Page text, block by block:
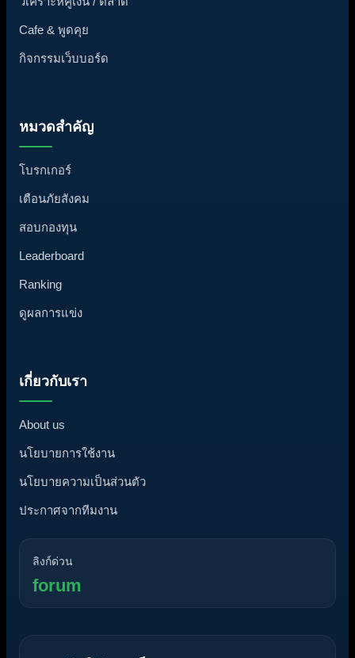
Cafe & พูดคุย
กิจกรรมเว็บบอร์ด
หมวดสำคัญ
โบรกเกอร์
เตือนภัยสังคม
สอบกองทุน
Leaderboard
Ranking
ดูผลการแข่ง
เกี่ยวกับเรา
About us
นโยบายการใช้งาน
นโยบายความเป็นส่วนตัว
ประกาศจากทีมงาน
ลิงก์ด่วน
forum